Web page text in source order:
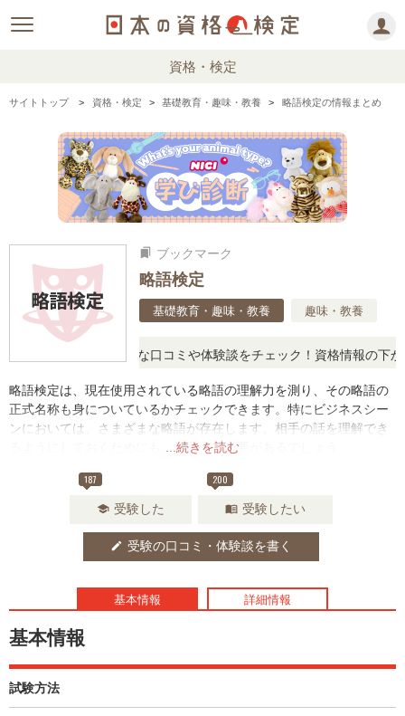
資格・検定
サイトトップ 資格・検定 基礎教育・趣味・教養 略語検定の情報まとめ
bookmarks ブックマーク
略語検定
基礎教育・趣味・教養 趣味・教養
思ったら、リアルな口コミや体験談をチェック！資格情報の下から
...続きを読む
略語検定は、現在使用されている略語の理解力を測り、その略語の
正式名称も身についているかチェックできます。特にビジネスシー
ンにおいては、さまざまな略語が存在します。相手の話を理解でき
るようにしておくためにも、学習する必要があるでしょう。
187
school 受験した
200
menu_book 受験したい
edit 受験の口コミ・体験談を書く
基本情報 詳細情報
基本情報
試験方法